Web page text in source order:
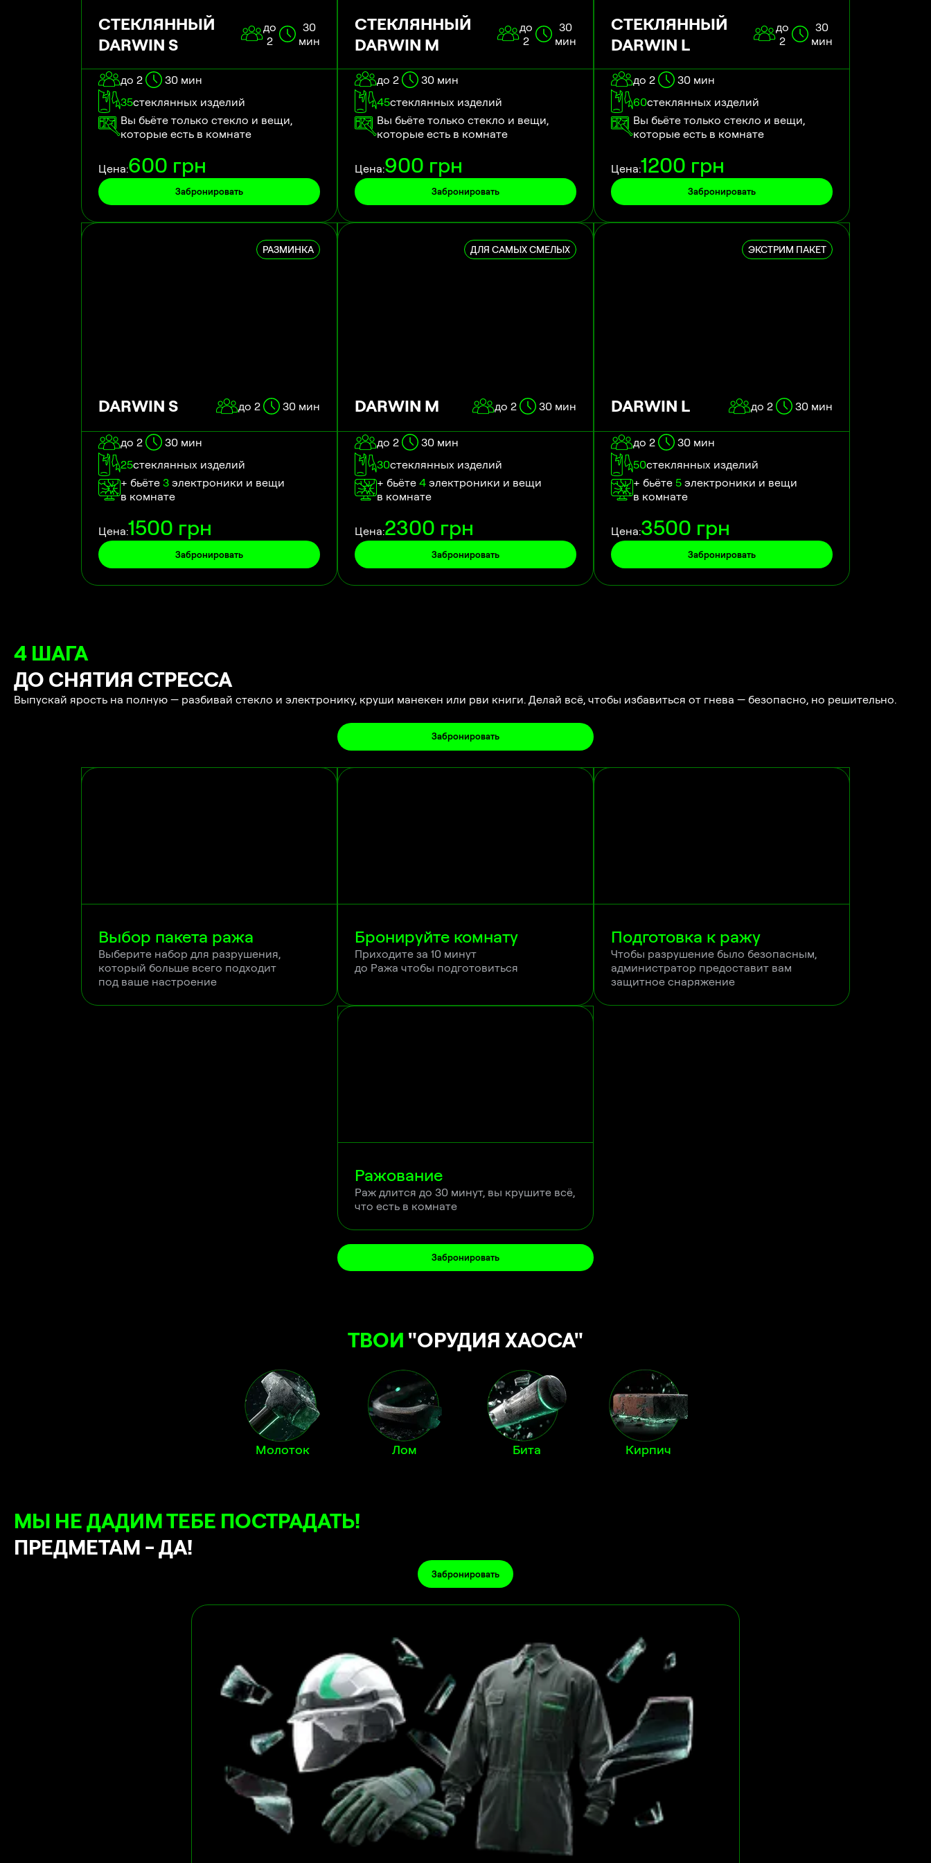
СТЕКЛЯННЫЙ
DARWIN S
до
2
30
мин
до 2 30 мин
35стеклянных изделий
Вы бьёте только стекло и вещи,
которые есть в комнате
Цена:600 грн
Забронировать
СТЕКЛЯННЫЙ
DARWIN M
до
2
30
мин
до 2 30 мин
45стеклянных изделий
Вы бьёте только стекло и вещи,
которые есть в комнате
Цена:900 грн
Забронировать
СТЕКЛЯННЫЙ
DARWIN L
до
2
30
мин
до 2 30 мин
60стеклянных изделий
Вы бьёте только стекло и вещи,
которые есть в комнате
Цена:1200 грн
Забронировать
РАЗМИНКА
DARWIN S до 2 30 мин
до 2 30 мин
25стеклянных изделий
+ бьёте 3 электроники и вещи
в комнате
Цена:1500 грн
Забронировать
ДЛЯ САМЫХ СМЕЛЫХ
DARWIN M до 2 30 мин
до 2 30 мин
30стеклянных изделий
+ бьёте 4 электроники и вещи
в комнате
Цена:2300 грн
Забронировать
ЭКСТРИМ ПАКЕТ
DARWIN L до 2 30 мин
до 2 30 мин
50стеклянных изделий
+ бьёте 5 электроники и вещи
в комнате
Цена:3500 грн
Забронировать
4 ШАГА
ДО СНЯТИЯ СТРЕССА
Выпускай ярость на полную — разбивай стекло и электронику, круши манекен или рви книги. Делай всё, чтобы избавиться от гнева — безопасно, но решительно.
Забронировать
Выбор пакета ража
Выберите набор для разрушения,
который больше всего подходит
под ваше настроение
Бронируйте комнату
Приходите за 10 минут
до Ража чтобы подготовиться
Подготовка к ражу
Чтобы разрушение было безопасным,
администратор предоставит вам
защитное снаряжение
Ражование
Раж длится до 30 минут, вы крушите всё,
что есть в комнате
Забронировать
ТВОИ "ОРУДИЯ ХАОСА"
Молоток Лом Бита Кирпич
МЫ НЕ ДАДИМ ТЕБЕ ПОСТРАДАТЬ!
ПРЕДМЕТАМ - ДА!
Забронировать